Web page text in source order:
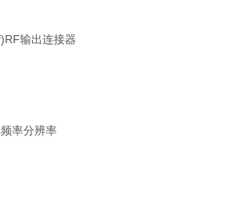
输出连接器
率分辨率